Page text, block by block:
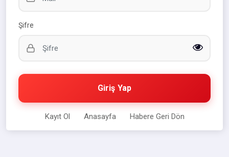
Şifre
Giriş Yap
Kayıt Ol Anasayfa Habere Geri Dön